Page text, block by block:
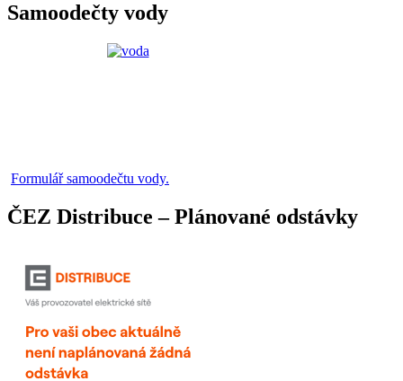
Samoodečty vody
Formulář samoodečtu vody.
ČEZ Distribuce – Plánované odstávky